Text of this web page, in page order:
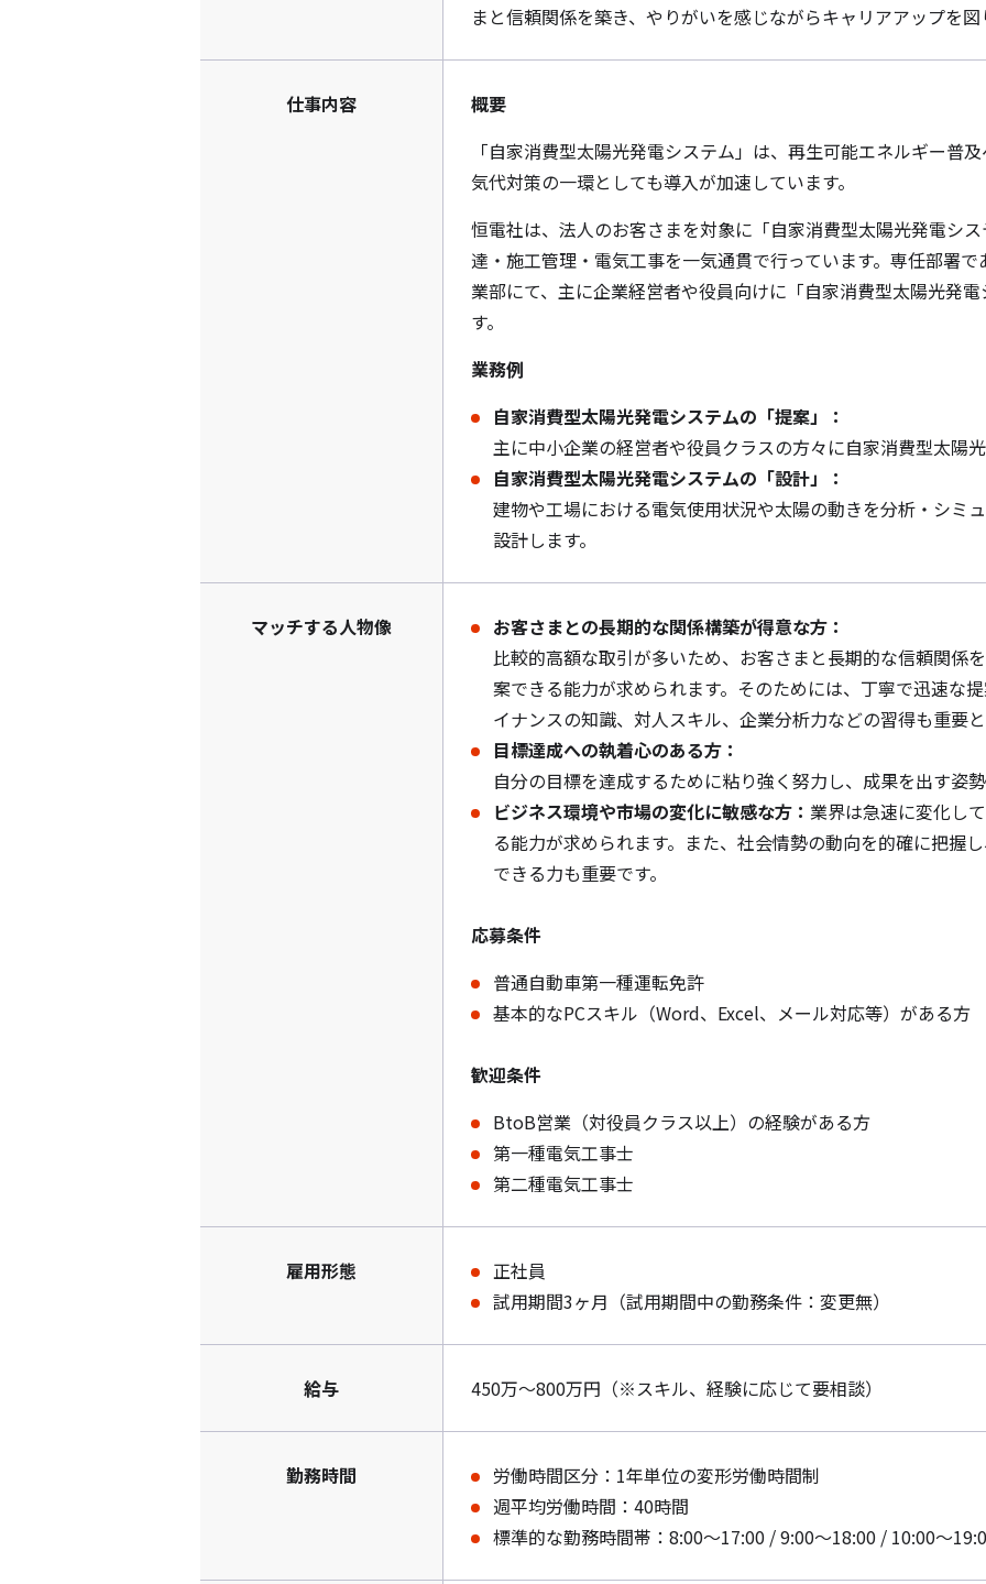
まと信頼関係を築き、やりがいを感じながらキャリアアップを
仕事内容
概要
「自家消費型太陽光発電システム」は、再生可能エネルギー普
気代対策の一環としても導入が加速しています。
恒電社は、法人のお客さまを対象に「自家消費型太陽光発電シ
達・施工管理・電気工事を一気通貫で行っています。専任部署
業部にて、主に企業経営者や役員向けに「自家消費型太陽光発
す。
業務例
自家消費型太陽光発電システムの「提案」：
主に中小企業の経営者や役員クラスの方々に自家消費型太陽
自家消費型太陽光発電システムの「設計」：
建物や工場における電気使用状況や太陽の動きを分析・シミ
設計します。
マッチする人物像
お客さまとの長期的な関係構築が得意な方：
比較的高額な取引が多いため、お客さまと長期的な信頼関係
案できる能力が求められます。そのためには、丁寧で迅速な
イナンスの知識、対人スキル、企業分析力などの習得も重要
目標達成への執着心のある方：
自分の目標を達成するために粘り強く努力し、成果を出す姿
ビジネス環境や市場の変化に敏感な方： 業界は急速に変化し
る能力が求められます。また、社会情勢の動向を的確に把握
できる力も重要です。
応募条件
普通自動車第一種運転免許
基本的なPCスキル（Word、Excel、メール対応等）がある方
歓迎条件
BtoB営業（対役員クラス以上）の経験がある方
第一種電気工事士
第二種電気工事士
雇用形態
正社員
試用期間3ヶ月（試用期間中の勤務条件：変更無）
給与 450万〜800万円（※スキル、経験に応じて要相談）
勤務時間
労働時間区分：1年単位の変形労働時間制
週平均労働時間：40時間
標準的な勤務時間帯：8:00～17:00 / 9:00～18:00 / 10:00～